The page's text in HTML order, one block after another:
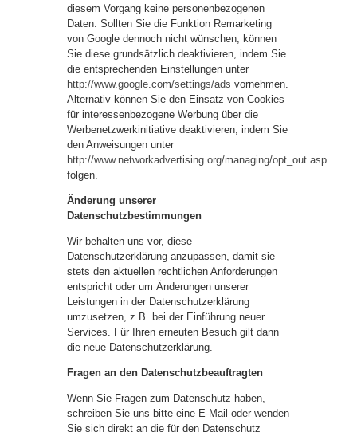
diesem Vorgang keine personenbezogenen
Daten. Sollten Sie die Funktion Remarketing
von Google dennoch nicht wünschen, können
Sie diese grundsätzlich deaktivieren, indem Sie
die entsprechenden Einstellungen unter
http://www.google.com/settings/ads vornehmen.
Alternativ können Sie den Einsatz von Cookies
für interessenbezogene Werbung über die
Werbenetzwerkinitiative deaktivieren, indem Sie
den Anweisungen unter
http://www.networkadvertising.org/managing/opt_out.asp
folgen.
Änderung unserer
Datenschutzbestimmungen
Wir behalten uns vor, diese
Datenschutzerklärung anzupassen, damit sie
stets den aktuellen rechtlichen Anforderungen
entspricht oder um Änderungen unserer
Leistungen in der Datenschutzerklärung
umzusetzen, z.B. bei der Einführung neuer
Services. Für Ihren erneuten Besuch gilt dann
die neue Datenschutzerklärung.
Fragen an den Datenschutzbeauftragten
Wenn Sie Fragen zum Datenschutz haben,
schreiben Sie uns bitte eine E-Mail oder wenden
Sie sich direkt an die für den Datenschutz